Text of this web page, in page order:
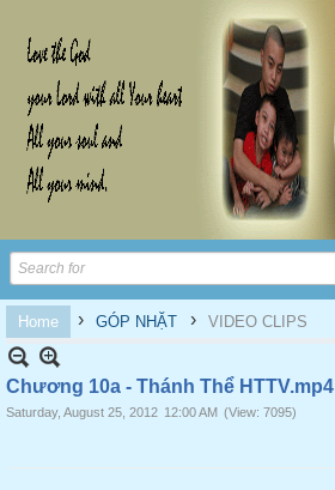
Home › GÓP NHẶT › VIDEO CLIPS
Chương 10a - Thánh Thể HTTV.mp4
Saturday, August 25, 2012 12:00 AM (View: 7095)